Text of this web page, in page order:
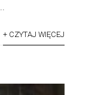
+ CZYTAJ WIĘCEJ